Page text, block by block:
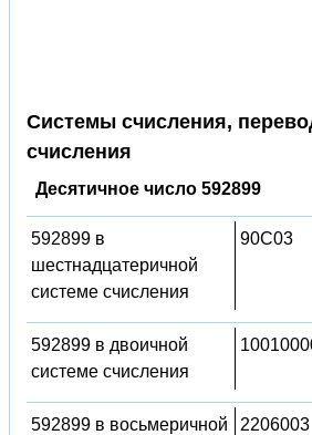
Системы счисления,
счисления
Десятичное число 592899
592899 в
шестнадцатеричной
системе счисления
90C03
592899 в двоичной
системе счисления
592899 в восьмеричной
2206003